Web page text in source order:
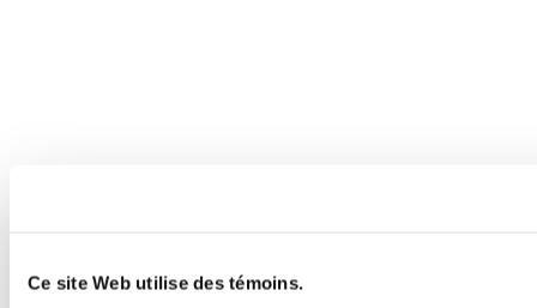
Ce site Web utilise des témoins.